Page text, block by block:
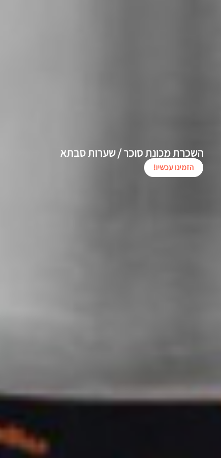
השכרת מכונת סוכר / שערות סבתא
הזמינו עכשיו!